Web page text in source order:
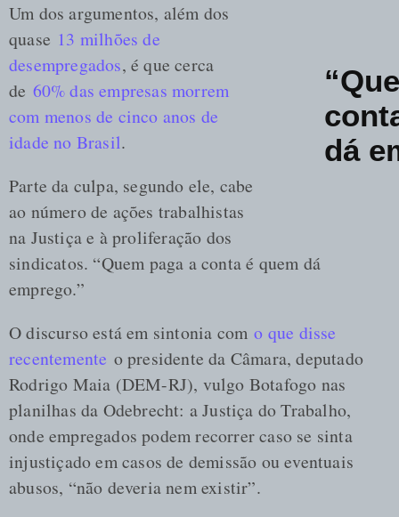
dá
Um dos argumentos, além dos
quase 13 milhões de
desempregados, é que cerca
de 60% das empresas morrem
com menos de cinco anos de
idade no Brasil.
Parte da culpa, segundo ele, cabe
ao número de ações trabalhistas
na Justiça e à proliferação dos
sindicatos. “Quem paga a conta é quem dá
emprego.”
O discurso está em sintonia como que disse
recentemente o presidente da Câmara, deputado
Rodrigo Maia (DEM-RJ), vulgo Botafogo nas
planilhas da Odebrecht: a Justiça do Trabalho,
onde empregados podem recorrer caso se sinta
injustiçado em casos de demissão ou eventuais
abusos, “não deveria nem existir”.